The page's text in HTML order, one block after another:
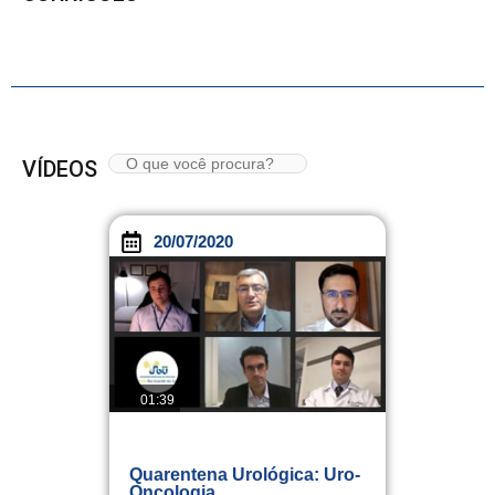
VÍDEOS
20/07/2020
01:39
Quarentena Urológica: Uro-